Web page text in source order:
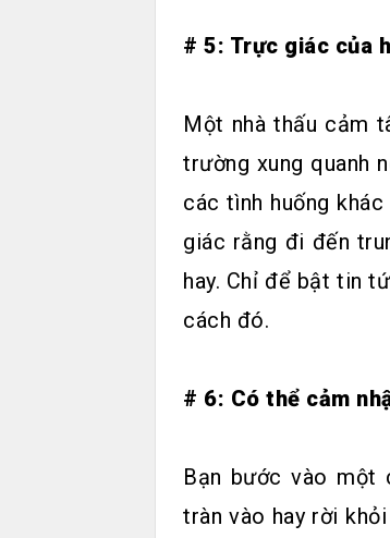
# 5: Trực giác của
Một nhà thấu cảm
trường xung quanh
các tình huống
giác rằng đi đến
hay. Chỉ để bật tin
cách đó.
# 6: Có thể cảm
Bạn bước vào một
tràn vào hay rời